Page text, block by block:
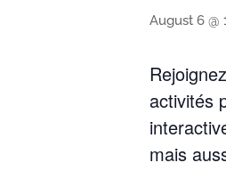
August 6 @
activités
mais